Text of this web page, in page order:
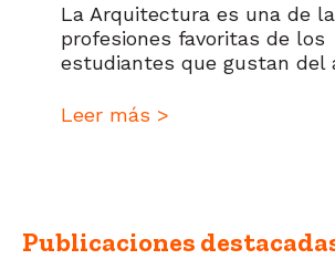
La Arquitectura es una de
profesiones favoritas de los
estudiantes que gustan del
Leer más >
Publicaciones